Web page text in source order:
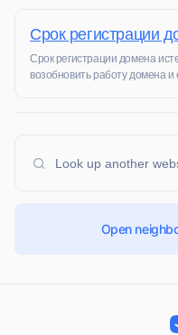
Срок регистрации
Срок регистрации домена
возобновить работу домена и
Open